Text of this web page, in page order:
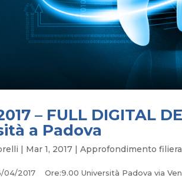
– FULL DIGITAL
a Padova
| Mar 1, 2017 |Approfondimento
2017 Ore:9.00 Università Padova via